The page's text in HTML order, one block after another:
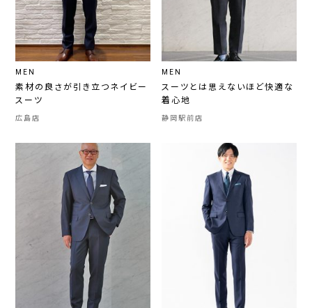
MEN
素材の良さが引き立つネイビー
スーツ
広島店
MEN
スーツとは思えないほど快適な
着心地
静岡駅前店